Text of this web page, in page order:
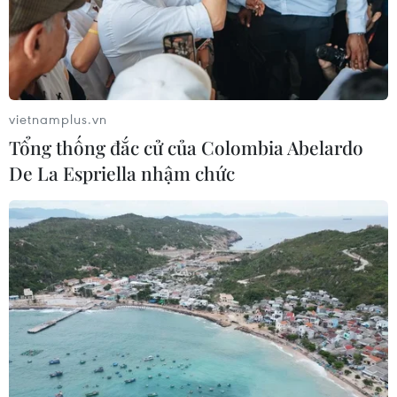
Nhận đường chuyền của Đức Huy, Minh Vương ghi bàn gỡ 2-3
cho đội tuyển Việt Nam ở phút 90+3. (Ảnh: Hoàng Linh/TTXVN)
(TTXVN/Vietnam+)
vietnamplus.vn
Tổng thống đắc cử của Colombia Abelardo
De La Espriella nhậm chức